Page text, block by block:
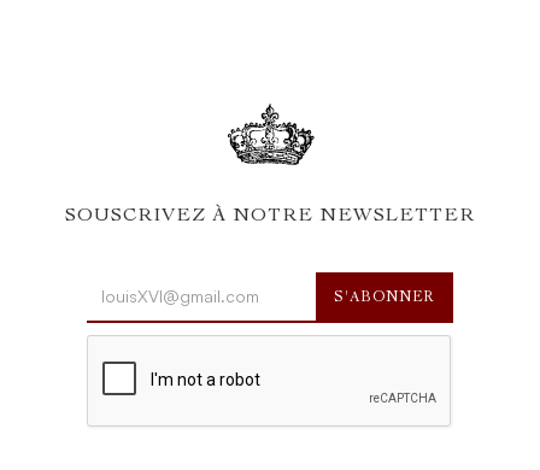
SOUSCRIVEZ À NOTRE NEWSLETTER